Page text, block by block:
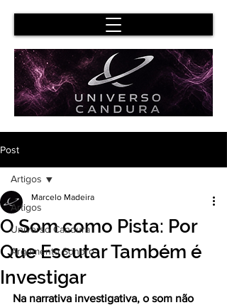
Post
Artigos
Universo Candura
Argumento Sonoro
Artigos
O Som como Pista: Por
Que Escutar Também é
Investigar
Marcelo Madeira
Na narrativa investigativa, o som não